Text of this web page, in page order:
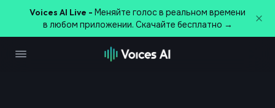
Voices AI Live - Меняйте голос в реальном времени
в любом приложении. Скачайте бесплатно →